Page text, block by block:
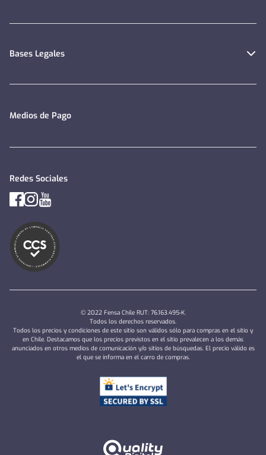
Bases Legales
Medios de Pago
Redes Sociales
© 2022 Fensa Chile RUT: 76.163.495-K.
Todos los derechos reservados.
Todos los precios y condiciones de este sitio son válidos sólo para compras en el sitio y
en Chile. Destacamos que los precios previstos en el sitio prevalecen a los demás
anunciados en otros medios de comunicación y/o sitios de búsquedas. El precio válido es
el que se informa en el carro de compras.